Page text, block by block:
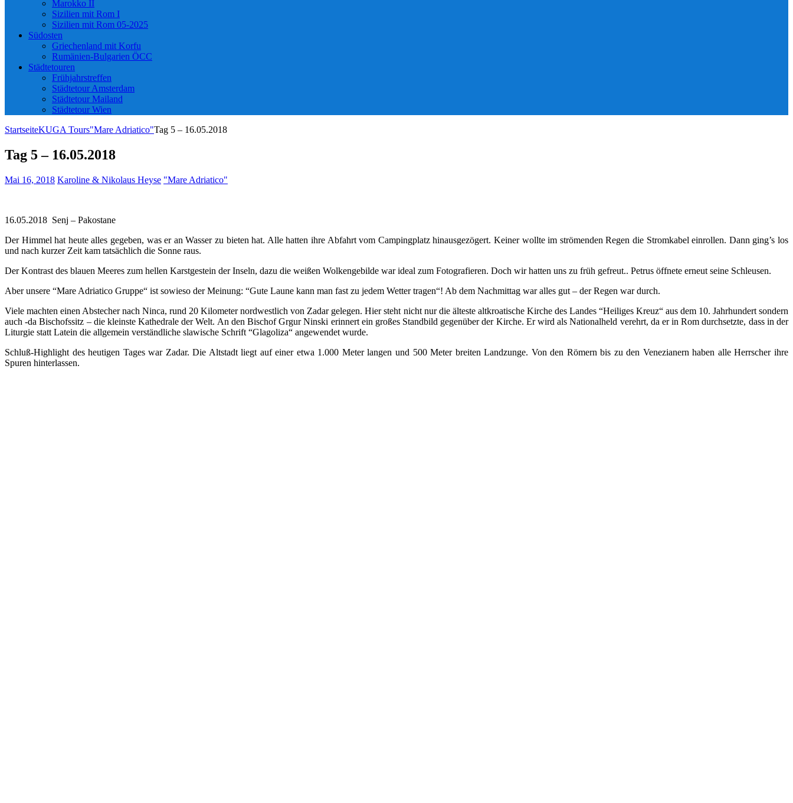
Marokko II
Sizilien mit Rom I
Sizilien mit Rom 05-2025
Südosten
Griechenland mit Korfu
Rumänien-Bulgarien ÖCC
Städtetouren
Frühjahrstreffen
Städtetour Amsterdam
Städtetour Mailand
Städtetour Wien
StartseiteKUGA Tours"Mare Adriatico"Tag 5 – 16.05.2018
Tag 5 – 16.05.2018
Mai 16, 2018 Karoline & Nikolaus Heyse "Mare Adriatico"
16.05.2018 Senj – Pakostane
Der Himmel hat heute alles gegeben, was er an Wasser zu bieten hat. Alle hatten ihre Abfahrt vom Campingplatz hinausgezögert. Keiner wollte im strömenden Regen die Stromkabel einrollen. Dann ging’s los
und nach kurzer Zeit kam tatsächlich die Sonne raus.
Der Kontrast des blauen Meeres zum hellen Karstgestein der Inseln, dazu die weißen Wolkengebilde war ideal zum Fotografieren. Doch wir hatten uns zu früh gefreut.. Petrus öffnete erneut seine Schleusen.
Aber unsere “Mare Adriatico Gruppe“ ist sowieso der Meinung: “Gute Laune kann man fast zu jedem Wetter tragen“! Ab dem Nachmittag war alles gut – der Regen war durch.
Viele machten einen Abstecher nach Ninca, rund 20 Kilometer nordwestlich von Zadar gelegen. Hier steht nicht nur die älteste altkroatische Kirche des Landes “Heiliges Kreuz“ aus dem 10. Jahrhundert sondern
auch -da Bischofssitz – die kleinste Kathedrale der Welt. An den Bischof Grgur Ninski erinnert ein großes Standbild gegenüber der Kirche. Er wird als Nationalheld verehrt, da er in Rom durchsetzte, dass in der
Liturgie statt Latein die allgemein verständliche slawische Schrift “Glagoliza“ angewendet wurde.
Schluß-Highlight des heutigen Tages war Zadar. Die Altstadt liegt auf einer etwa 1.000 Meter langen und 500 Meter breiten Landzunge. Von den Römern bis zu den Venezianern haben alle Herrscher ihre
Spuren hinterlassen.